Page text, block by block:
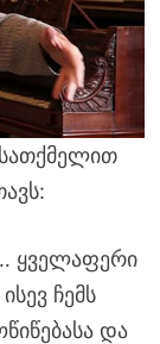
სათქმელით
ყველაფერი
ჩემს
და